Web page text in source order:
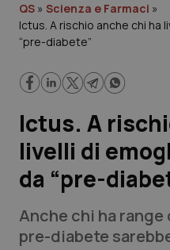
Governo e Parlamento
Regioni e Asl
Lavoro e Professioni
Scienza e Farmaci
Studi e Analisi
Lettere al direttore
QS » Scienza e Farmaci »
Ictus. A rischio anche chi ha
“pre-diabete”
Ictus. A
livelli di
da “pre-
Anche chi ha
pre-diabete